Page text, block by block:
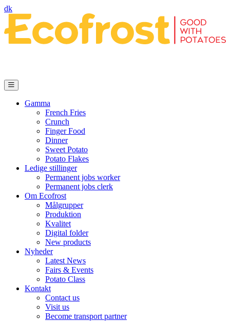
dk
Gamma
French Fries
Crunch
Finger Food
Dinner
Sweet Potato
Potato Flakes
Ledige stillinger
Permanent jobs worker
Permanent jobs clerk
Om Ecofrost
Målgrupper
Produktion
Kvalitet
Digital folder
New products
Nyheder
Latest News
Fairs & Events
Potato Class
Kontakt
Contact us
Visit us
Become transport partner